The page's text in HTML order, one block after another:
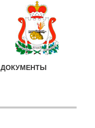
ДОКУМЕНТЫ